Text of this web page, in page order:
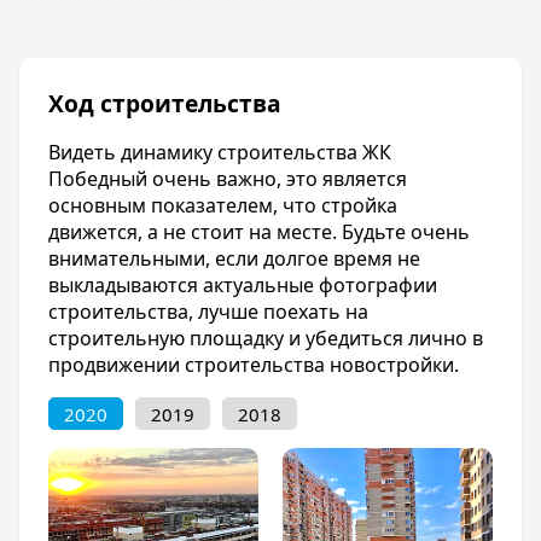
на их гостей.
можете на нашем сайте.
Инфраструктура
ЖК Победный располагается в отдаленном от
городской суеты, тихом Прикубанском округе.
Однако, он имеет очень хорошо развитую
инфраструктуру.
Вблизи жилого комплекса находятся
государственные и частные детские сады (№
12, № 216, «маленькая страна»), школы. В
шаговой доступности гипермаркеты «Лента»
и «Метро». А в семи минутах езды расположен
торговый центр «Красная Площадь».
На первых этажах ЖК Победный
Ход строительства
Видеть динамику строительства ЖК
Победный очень важно, это является
основным показателем, что стройка
движется, а не стоит на месте. Будьте очень
внимательными, если долгое время не
выкладываются актуальные фотографии
строительства, лучше поехать на
строительную площадку и убедиться лично в
продвижении строительства новостройки.
2020 2019 2018